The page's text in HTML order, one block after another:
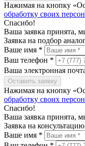
Нажимая на кнопку
обработку своих
Спасибо!
Ваша заявка принята,
Заявка на подбор
Ваше имя *
Ваш телефон *
Ваша электронная
Оставить заявку
Нажимая на кнопку
обработку своих
Спасибо!
Ваша заявка принята,
Заявка на консультацию
Ваше имя *